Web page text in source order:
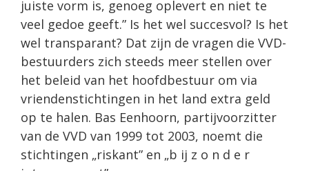
juiste vorm is, genoeg oplevert en niet te
veel gedoe geeft.” Is het wel succesvol? Is het
wel transparant? Dat zijn de vragen die VVD-
bestuurders zich steeds meer stellen over
het beleid van het hoofdbestuur om via
vriendenstichtingen in het land extra geld
op te halen. Bas Eenhoorn, partijvoorzitter
van de VVD van 1999 tot 2003, noemt die
stichtingen „riskant” en „b ij z o n d e r